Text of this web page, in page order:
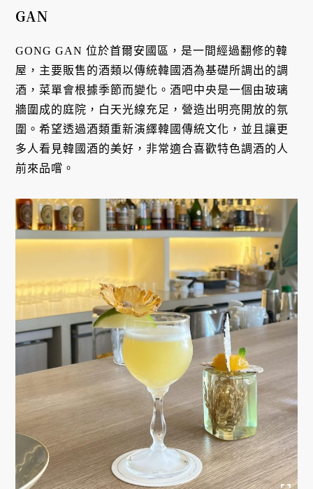
GAN
GONG GAN 位於首爾安國區，是一間經過翻修的韓
屋，主要販售的酒類以傳統韓國酒為基礎所調出的調
酒，菜單會根據季節而變化。酒吧中央是一個由玻璃
牆圍成的庭院，白天光線充足，營造出明亮開放的氛
圍。希望透過酒類重新演繹韓國傳統文化，並且讓更
多人看見韓國酒的美好，非常適合喜歡特色調酒的人
前來品嚐。